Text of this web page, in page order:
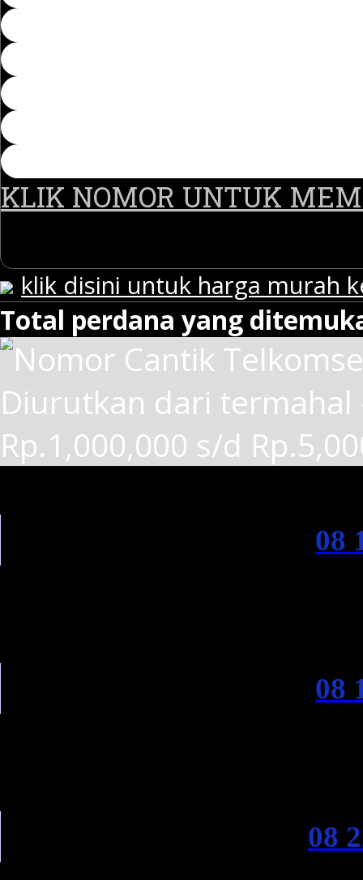
KLIK NOMOR UNTUK
klik disini untuk harga murah
Total perdana yang
08
08
08